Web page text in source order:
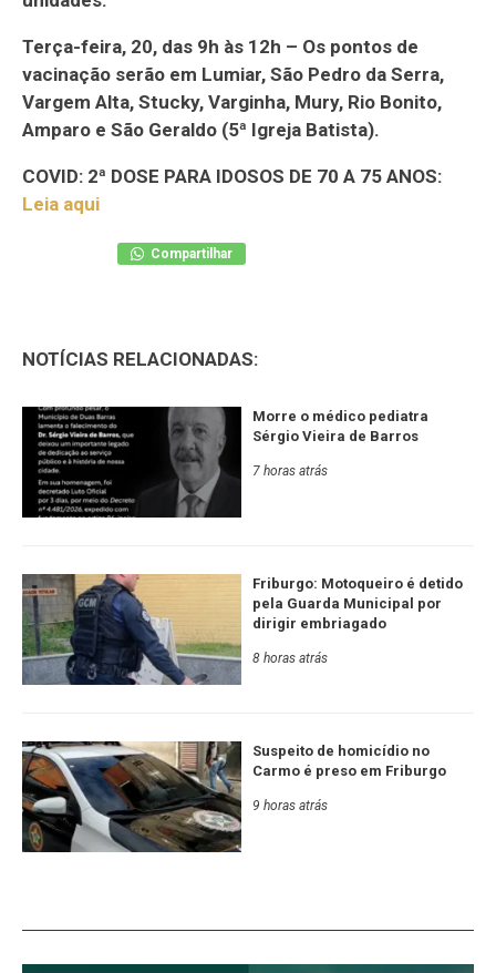
Terça-feira, 20, das 9h às 12h – Os pontos de
vacinação serão em Lumiar, São Pedro da Serra,
Vargem Alta, Stucky, Varginha, Mury, Rio Bonito,
Amparo e São Geraldo (5ª Igreja Batista).
COVID: 2ª DOSE PARA IDOSOS DE 70 A 75 ANOS:
Leia aqui
Compartilhar
NOTÍCIAS RELACIONADAS:
Morre o médico pediatra
Sérgio Vieira de Barros
7 horas atrás
Friburgo: Motoqueiro é detido
pela Guarda Municipal por
dirigir embriagado
8 horas atrás
Suspeito de homicídio no
Carmo é preso em Friburgo
9 horas atrás